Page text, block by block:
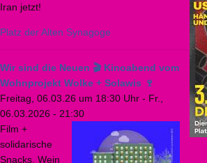
Iran jetzt!
Platz der Alten Synagoge
Wir sind die Neuen 🎬 Kinoabend vom
Wohnprojekt Wolke + Solawis 🍷
Freitag, 06.03.26 um 18:30 Uhr - Fr.,
06.03.2026 - 21:30
Film +
solidarische
Snacks, Wein